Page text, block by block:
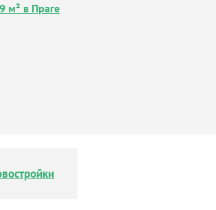
м² в Праге